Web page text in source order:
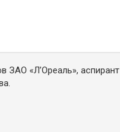
ЗАО «Л’Ореаль», аспирант